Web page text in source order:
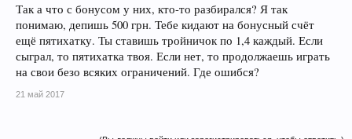
Так а что с бонусом у них, кто-то разбирался? Я так
понимаю, депишь 500 грн. Тебе кидают на бонусный счёт
ещё пятихатку. Ты ставишь тройничок по 1,4 каждый. Если
сыграл, то пятихатка твоя. Если нет, то продолжаешь играть
на свои безо всяких ограничений. Где ошибся?
21 май 2017